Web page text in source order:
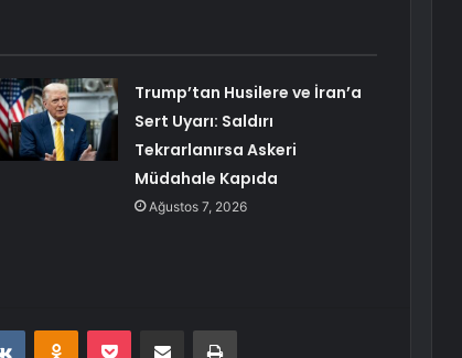
Trump’tan Husilere ve İran’a
Sert Uyarı: Saldırı
Tekrarlanırsa Askeri
Müdahale Kapıda
Ağustos 7, 2026
VKontakteOdnoklassniki
Pocket E-Posta ile paylaş Yazdır